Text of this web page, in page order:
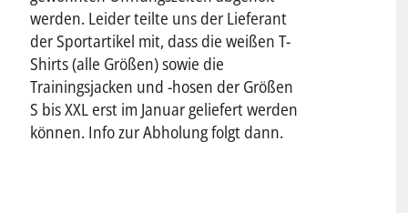
werden. Leider teilte uns der Lieferant
der Sportartikel mit, dass die weißen T-
Shirts (alle Größen) sowie die
Trainingsjacken und -hosen der Größen
S bis XXL erst im Januar geliefert werden
können. Info zur Abholung folgt dann.